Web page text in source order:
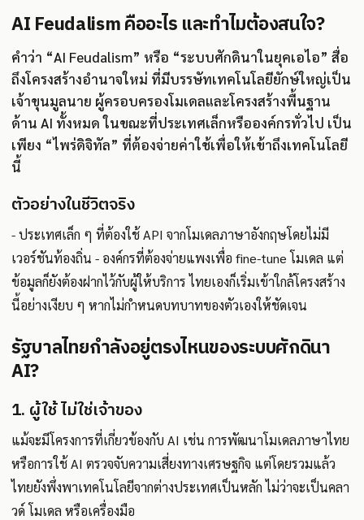
AI Feudalism คืออะไร และทำไมต้องสนใจ?
คำว่า “AI Feudalism” หรือ “ระบบศักดินาในยุคเอไอ” สื่อ
ถึงโครงสร้างอำนาจใหม่ ที่มีบรรษัทเทคโนโลยียักษ์ใหญ่เป็น
เจ้าขุนมูลนาย ผู้ครอบครองโมเดลและโครงสร้างพื้นฐาน
ด้าน AI ทั้งหมด ในขณะที่ประเทศเล็กหรือองค์กรทั่วไป เป็น
เพียง “ไพร่ดิจิทัล” ที่ต้องจ่ายค่าใช้เพื่อให้เข้าถึงเทคโนโลยี
นี้
ตัวอย่างในชีวิตจริง
- ประเทศเล็ก ๆ ที่ต้องใช้ API จากโมเดลภาษาอังกฤษโดยไม่มี
เวอร์ชันท้องถิ่น - องค์กรที่ต้องจ่ายแพงเพื่อ fine-tune โมเดล แต่
ข้อมูลก็ยังต้องฝากไว้กับผู้ให้บริการ ไทยเองก็เริ่มเข้าใกล้โครงสร้าง
นี้อย่างเงียบ ๆ หากไม่กำหนดบทบาทของตัวเองให้ชัดเจน
รัฐบาลไทยกำลังอยู่ตรงไหนของระบบศักดินา
AI?
1. ผู้ใช้ ไม่ใช่เจ้าของ
แม้จะมีโครงการที่เกี่ยวข้องกับ AI เช่น การพัฒนาโมเดลภาษาไทย
หรือการใช้ AI ตรวจจับความเสี่ยงทางเศรษฐกิจ แต่โดยรวมแล้ว
ไทยยังพึ่งพาเทคโนโลยีจากต่างประเทศเป็นหลัก ไม่ว่าจะเป็นคลา
วด์ โมเดล หรือเครื่องมือ